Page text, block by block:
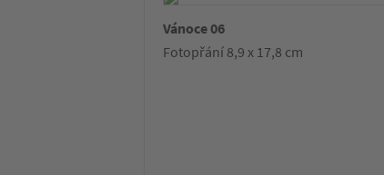
Vánoce 06
Fotopřání 8,9 x 17,8 cm